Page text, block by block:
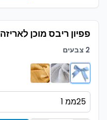
פפיון ריבס מוכן לאריזה
2 צבעים